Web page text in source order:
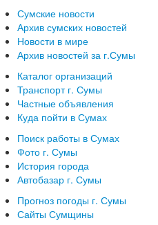
Сумские новости
Архив сумских новостей
Новости в мире
Архив новостей за г.Сумы
Каталог организаций
Транспорт г. Сумы
Частные объявления
Куда пойти в Сумах
Поиск работы в Сумах
Фото г. Сумы
История города
Автобазар г. Сумы
Прогноз погоды г. Сумы
Сайты Сумщины